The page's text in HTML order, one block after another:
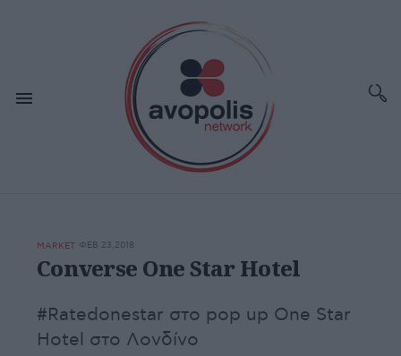
MARKET ΦΕΒ 23,2018
Converse One Star Hotel
#Ratedonestar στο pop up One Star
Hotel στο Λονδίνο